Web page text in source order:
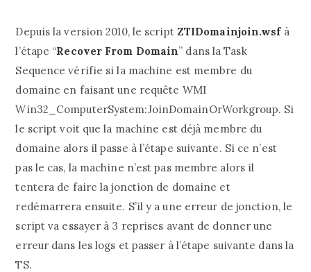
Depuis la version 2010, le script ZTIDomainjoin.wsfà
l’étape “Recover From Domain” dans la Task
Sequence vérifie si la machine est membre du
domaine en faisant une requête WMI
Win32_ComputerSystem:JoinDomainOrWorkgroup. Si
le script voit que la machine est déjà membre du
domaine alors il passe à l’étape suivante. Si ce n’est
pas le cas, la machine n’est pas membre alors il
tentera de faire la jonction de domaine et
redémarrera ensuite. S’il y a une erreur de jonction, le
script va essayer à 3 reprises avant de donner une
erreur dans les logs et passer à l’étape suivante dans la
TS.